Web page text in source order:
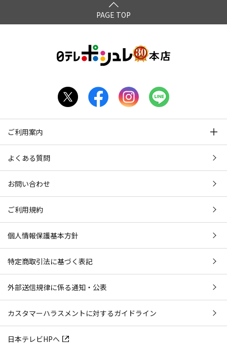
PAGE TOP
ご利用案内
よくある質問
お問い合わせ
ご利用規約
個人情報保護基本方針
特定商取引法に基づく表記
外部送信規律に係る通知・公表
カスタマーハラスメントに対するガイドライン
日本テレビHPへ